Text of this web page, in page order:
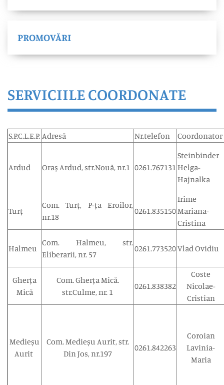
PROMOVĂRI
SERVICIILE COORDONATE
S.P.C.L.E.P. Adresă Nr.telefon Coordonator
Ardud Oraș Ardud, str.Nouă, nr.1 0261.767131
Steinbinder
Helga-
Hajnalka
Turț
Com. Turț, P-ța Eroilor,
nr.18
0261.835150
Irime
Mariana-
Cristina
Halmeu
Com. Halmeu, str.
Eliberarii, nr. 57
0261.773520Vlad Ovidiu
Gherța
Mică
Com. Gherța Mică.
str.Culme, nr. 1
0261.838382
Coste
Nicolae-
Cristian
Medieșu
Aurit
Com. Medieșu Aurit, str.
Din Jos, nr.197
0261.842263
Coroian
Lavinia-
Maria